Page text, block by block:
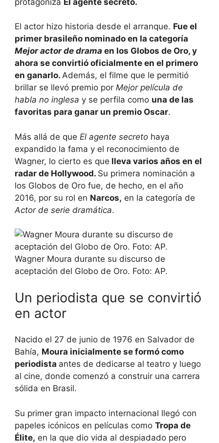
El actor hizo historia desde el arranque. Fue el
primer brasileño nominado en la categoría
Mejor actor de drama en los Globos de Oro, y
ahora se convirtió oficialmente en el primero
en ganarlo. Además, el filme que le permitió
brillar se llevó premio por Mejor película de
habla no inglesa y se perfila como una de las
favoritas para ganar un premio Oscar.
Más allá de que El agente secreto haya
expandido la fama y el reconocimiento de
Wagner, lo cierto es que lleva varios años en el
radar de Hollywood. Su primera nominación a
los Globos de Oro fue, de hecho, en el año
2016, por su rol en Narcos, en la categoría de
Actor de serie dramática.
Wagner Moura durante su discurso de
aceptación del Globo de Oro. Foto: AP.
Un periodista que se convirtió
en actor
Nacido el 27 de junio de 1976 en Salvador de
Bahía, Moura inicialmente se formó como
periodista antes de dedicarse al teatro y luego
al cine, donde comenzó a construir una carrera
sólida en Brasil.
Su primer gran impacto internacional llegó con
papeles icónicos en películas como Tropa de
Élite, en la que dio vida al despiadado pero